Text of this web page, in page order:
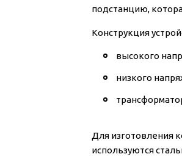
подстанцию,
Конструкция
высокого
низкого
Для изготовления
используются